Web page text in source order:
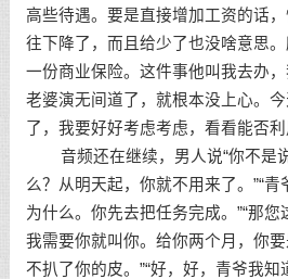
高些待遇。要是直接增加工资的话
往下降了，而且给少了也没啥意思
一份商业保险。这件事他叫我去办
老婆演无间道了，就根本没上心。
了，我要好好考虑考虑，看看能否利
音频还在继续，男人说“你不是
么？从明天起，你就不用来了。”“青
为什么。你先去把任务完成。”“那您
我需要你就叫你。给你两个月，你
不扒了你的皮。”“好，好，青爷我知